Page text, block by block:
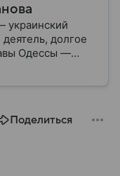
украинский
долгое
Одессы —
Украины. Он
Поделиться